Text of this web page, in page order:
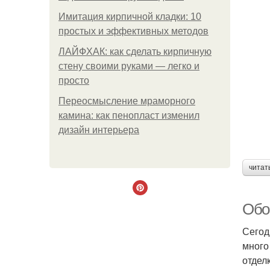
Имитация кирпичной кладки: 10
простых и эффективных методов
ЛАЙФХАК: как сделать кирпичную
стену своими руками — легко и
просто
Переосмысление мраморного
камина: как пенопласт изменил
дизайн интерьера